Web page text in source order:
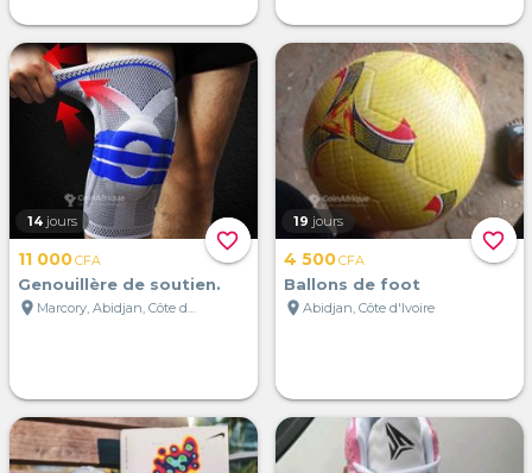
favorite_border
14 jours
11 000CFA
Genouillère de soutien.
location_on
Marcory, Abidjan, Côte d'Ivoire
favorite_border
19 jours
4 500CFA
Ballons de foot
location_on Abidjan, Côte d'Ivoire